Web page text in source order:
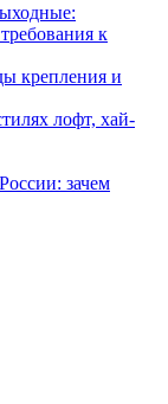
к
крепления и
лофт, хай-
зачем